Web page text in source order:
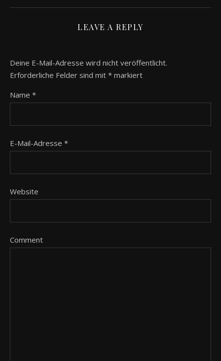
LEAVE A REPLY
Deine E-Mail-Adresse wird nicht veröffentlicht.
Erforderliche Felder sind mit * markiert
Name *
E-Mail-Adresse *
Website
Comment